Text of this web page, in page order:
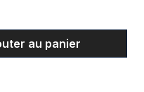
la
au panier